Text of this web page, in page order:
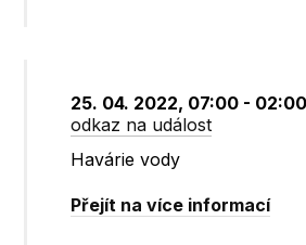
25. 04. 2022, 07:00 - 02:00
odkaz na událost
Havárie vody
Přejít na více informací